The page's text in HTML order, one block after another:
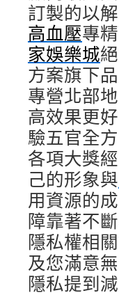
訂製的以
高血壓專
家娛樂城
方案旗下
專營北部
高效果更
驗五官全
各項大獎
己的形象與
用資源的
障靠著不
隱私權相
及您滿意
隱私提到